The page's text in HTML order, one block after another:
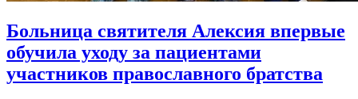
Больница святителя Алексия впервые
обучила уходу за пациентами
участников православного братства